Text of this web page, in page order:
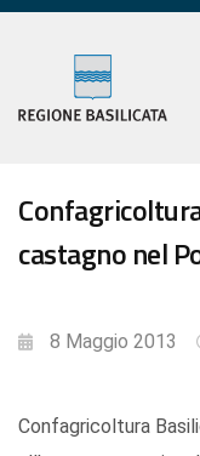
castagno nel
8 Maggio 2013
Confagricoltura